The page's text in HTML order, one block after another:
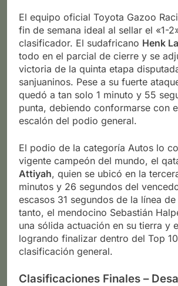
El equipo oficial Toyota Gazoo
fin de semana ideal al sellar el «1-
clasificador. El sudafricano Henk
todo en el parcial de cierre y se
victoria de la quinta etapa
sanjuaninos. Pese a su fuerte
quedó a tan solo 1 minuto y 55
punta, debiendo conformarse con
escalón del podio general.
El podio de la categoría Autos lo
vigente campeón del mundo, el
Attiyah, quien se ubicó en la
minutos y 26 segundos del
escasos 31 segundos de la línea
tanto, el mendocino Sebastián
una sólida actuación en su tierra y
logrando finalizar dentro del Top
clasificación general.
Clasificaciones Finales –